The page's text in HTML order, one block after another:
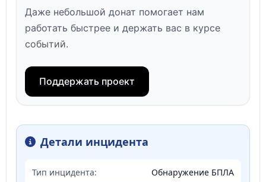
Даже небольшой донат помогает нам
работать быстрее и держать вас в курсе
событий.
Поддержать проект
Детали инцидента
Тип инцидента: Обнаружение БПЛА